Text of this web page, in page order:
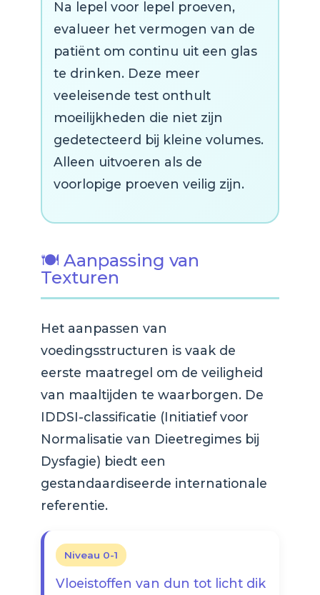
Na lepel voor lepel proeven,
evalueer het vermogen van de
patiënt om continu uit een glas
te drinken. Deze meer
veeleisende test onthult
moeilijkheden die niet zijn
gedetecteerd bij kleine volumes.
Alleen uitvoeren als de
voorlopige proeven veilig zijn.
🍽️ Aanpassing van
Texturen
Het aanpassen van
voedingsstructuren is vaak de
eerste maatregel om de veiligheid
van maaltijden te waarborgen. De
IDDSI-classificatie (Initiatief voor
Normalisatie van Dieetregimes bij
Dysfagie) biedt een
gestandaardiseerde internationale
referentie.
Niveau 0-1
Vloeistoffen van dun tot licht dik